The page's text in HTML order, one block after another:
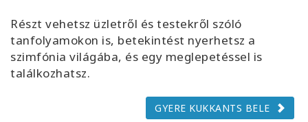
Részt vehetsz üzletről és testekről szóló
tanfolyamokon is, betekintést nyerhetsz a
szimfónia világába, és egy meglepetéssel is
találkozhatsz.
GYERE KUKKANTS BELE